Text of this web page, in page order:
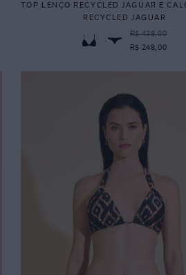
TOP LENÇO RECYCLED JAGUAR E
RECYCLED JAGUAR
-
R$ 438,00
R$ 248,00